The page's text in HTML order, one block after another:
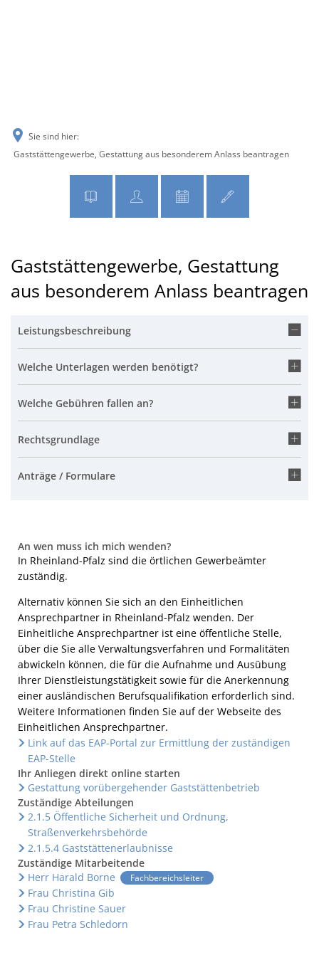
Sie sind hier:
Gaststättengewerbe, Gestattung aus besonderem Anlass beantragen
Gaststättengewerbe, Gestattung
aus besonderem Anlass beantragen
Leistungsbeschreibung
Welche Unterlagen werden benötigt?
Welche Gebühren fallen an?
Rechtsgrundlage
Anträge / Formulare
Ihr Anliegen direkt online starten
Gestattung vorübergehender Gaststättenbetrieb
An wen muss ich mich wenden?
In Rheinland-Pfalz sind die örtlichen Gewerbeämter
zuständig.
Alternativ können Sie sich an den Einheitlichen
Ansprechpartner in Rheinland-Pfalz wenden. Der
Einheitliche Ansprechpartner ist eine öffentliche Stelle,
über die Sie alle Verwaltungsverfahren und Formalitäten
abwickeln können, die für die Aufnahme und Ausübung
Ihrer Dienstleistungstätigkeit sowie für die Anerkennung
einer ausländischen Berufsqualifikation erforderlich sind.
Weitere Informationen finden Sie auf der Webseite des
Einheitlichen Ansprechpartner.
Link auf das EAP-Portal zur Ermittlung der zuständigen
EAP-Stelle
Zuständige Abteilungen
2.1.5 Öffentliche Sicherheit und Ordnung,
Straßenverkehrsbehörde
2.1.5.4 Gaststättenerlaubnisse
Zuständige Mitarbeitende
Herr Harald Borne
Fachbereichsleiter
Frau Christina Gib
Frau Christine Sauer
Frau Petra Schledorn